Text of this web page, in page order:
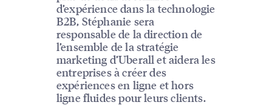
d’expérience dans la technologie
B2B, Stéphanie sera
responsable de la direction de
l’ensemble de la stratégie
marketing d’Uberall et aidera les
entreprises à créer des
expériences en ligne et hors
ligne fluides pour leurs clients.